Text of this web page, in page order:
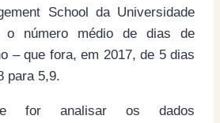
School da Universidade
o número médio de dias de
– que fora, em 2017, de 5 dias
para 5,9.
for analisar os dados